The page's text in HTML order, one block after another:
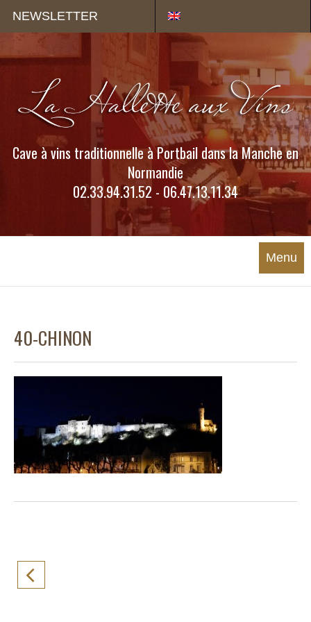
NEWSLETTER
Cave à vins traditionnelle à Portbail dans la Manche en
Normandie
02.33.94.31.52 - 06.47.13.11.34
Menu
40-CHINON
Panneau de gestion des cookies